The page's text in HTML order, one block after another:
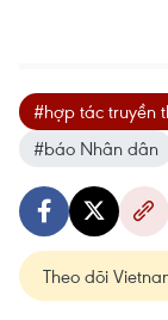
#hợp tác truyền
#báo Nhân dân
Theo dõi